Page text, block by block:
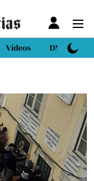
Vídeos DN Sport